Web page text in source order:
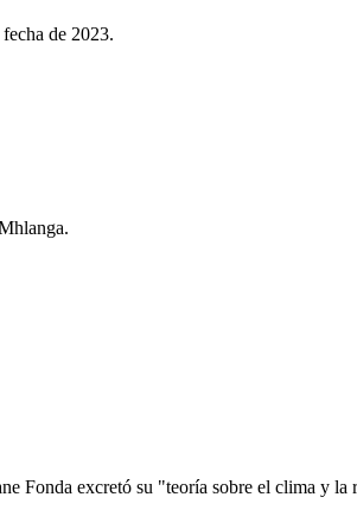
de 2023.
Fonda excretó su "teoría sobre el clima y la